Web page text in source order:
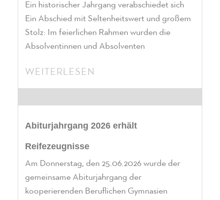
Ein historischer Jahrgang verabschiedet sich
Ein Abschied mit Seltenheitswert und großem
Stolz: Im feierlichen Rahmen wurden die
Absolventinnen und Absolventen
WEITERLESEN
Abiturjahrgang 2026 erhält
Reifezeugnisse
Am Donnerstag, den 25.06.2026 wurde der
gemeinsame Abiturjahrgang der
kooperierenden Beruflichen Gymnasien